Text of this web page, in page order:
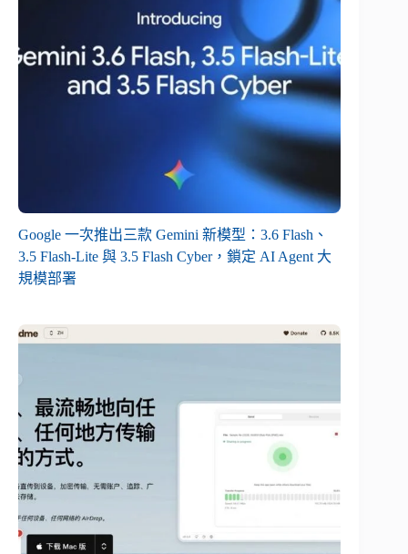
Google 一次推出三款 Gemini 新模型：3.6 Flash、
3.5 Flash-Lite 與 3.5 Flash Cyber，鎖定 AI Agent 大
規模部署